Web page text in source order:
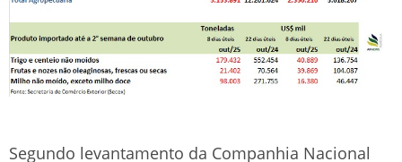
Segundo levantamento da Companhia Nacional